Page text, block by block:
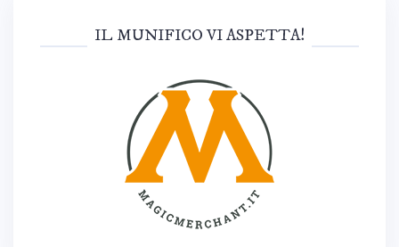
IL MUNIFICO VI ASPETTA!